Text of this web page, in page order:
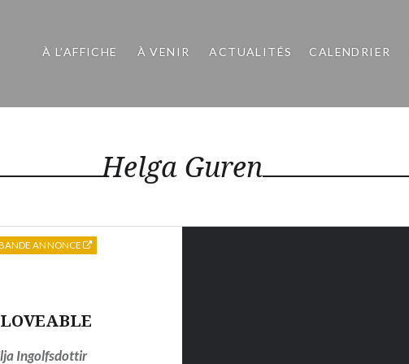
À L’AFFICHE À VENIR ACTUALITÉS CALENDRIER
Helga Guren
LOVEABLE
Ingolfsdottir
ANNONCE